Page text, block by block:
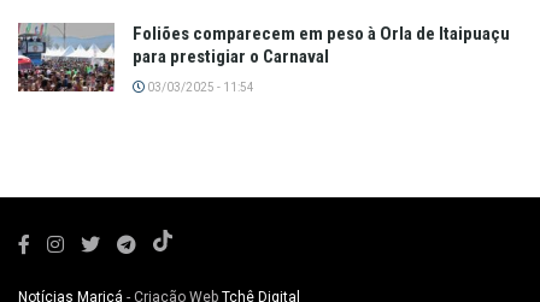
Foliões comparecem em peso à Orla de Itaipuaçu
para prestigiar o Carnaval
03/03/2025 - 11:54
Notícias Maricá - Criação Web Tchê Digital